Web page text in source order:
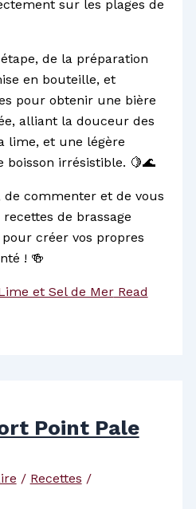
sur les plages de
de la préparation
en bouteille, et
pour obtenir une bière
alliant la douceur des
lime, et une légère
irrésistible. 🍋🌊
de commenter et de vous
de brassage
créer vos propres
! 🍻
et Sel de MerRead
Point Pale
/ Recettes /